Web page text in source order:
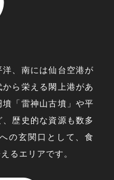
、南には仙台空港が
ら栄える閖上港があ
「雷神山古墳」や平
歴史的な資源も数多
の玄関口として、食
るエリアです。